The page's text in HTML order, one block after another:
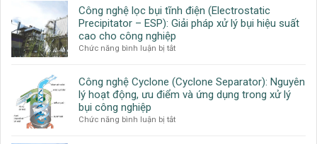
nhất
2026)
Giải
pháp
tiết
kiệm
hấp
phụ
Zeolite
Rotor:
Giải
xử
lý
Công nghệ lọc bụi tĩnh điện (Electrostatic
Precipitator – ESP): Giải pháp xử lý bụi hiệu suất
cao cho công nghiệp
Chức năng bình luận bị tắtở
lọc
bụi
điện
Công nghệ Cyclone (Cyclone Separator): Nguyên
lý hoạt động, ưu điểm và ứng dụng trong xử lý
bụi công nghiệp
Chức năng bình luận bị tắtở